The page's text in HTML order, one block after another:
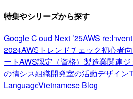
特集やシリーズから探す
Google Cloud Next ’25AWS
2024AWSトレンドチェック初心者
ートAWS認定（資格） 製造業関連
の情シス組織開発室の活動デザイン
LanguageVietnamese Blog